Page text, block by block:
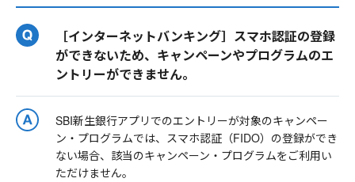
［インターネットバンキング］スマホ認証の登録
ができないため、キャンペーンやプログラムのエ
ントリーができません。
SBI新生銀行アプリでのエントリーが対象のキャンペー
ン・プログラムでは、スマホ認証（FIDO）の登録ができ
ない場合、該当のキャンペーン・プログラムをご利用い
ただけません。